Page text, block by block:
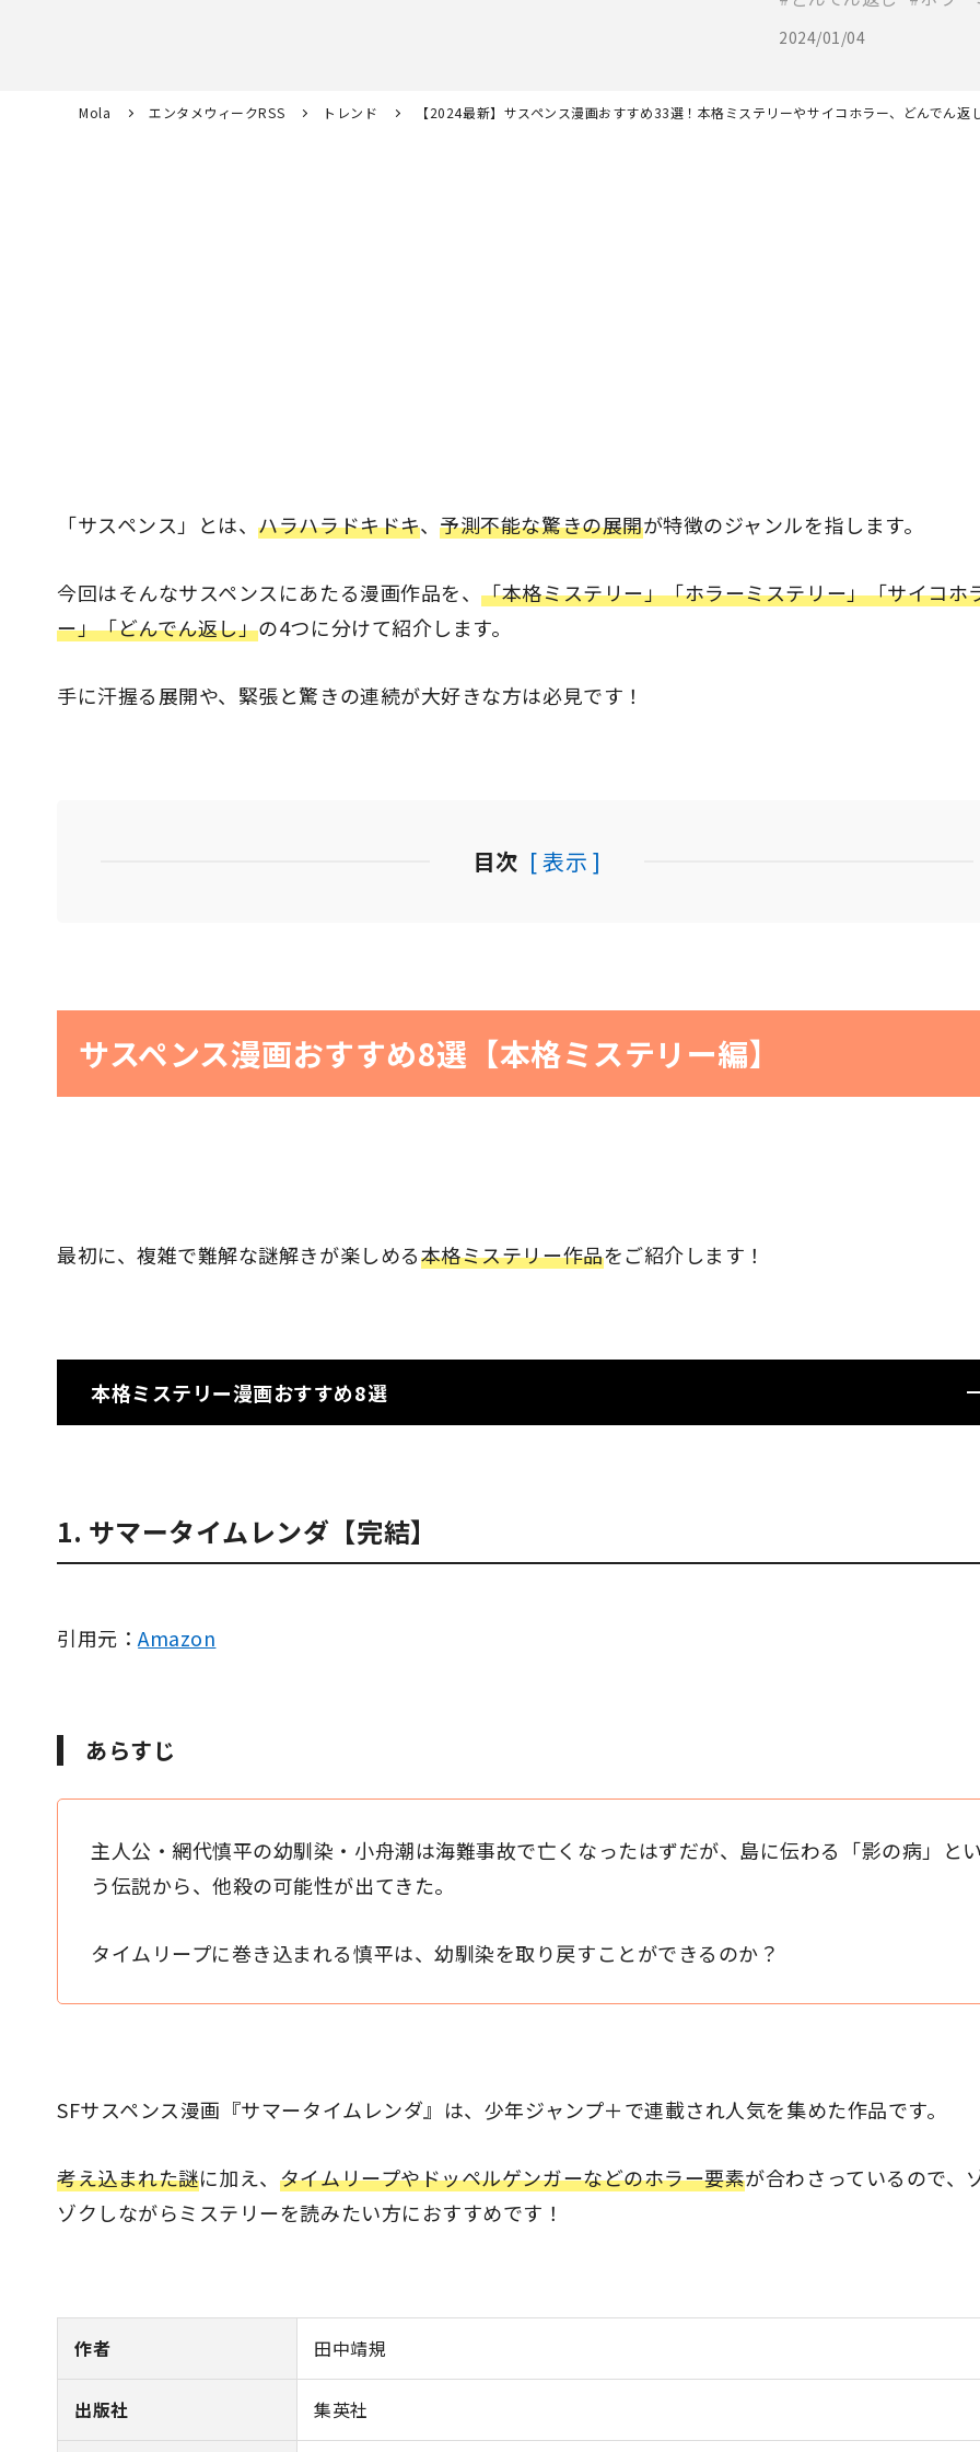
2024/01/04
Mola エンタメウィークRSS トレンド 【2024最新】サスペンス漫画おすすめ33選！本格ミステリーやサイコホラー、どんでん返
「サスペンス」とは、ハラハラドキドキ、予測不能な驚きの展開が特徴のジャンルを指します。
今回はそんなサスペンスにあたる漫画作品を、「本格ミステリー」「ホラーミステリー」「サイコホ
ー」「どんでん返し」の4つに分けて紹介します。
手に汗握る展開や、緊張と驚きの連続が大好きな方は必見です！
目次 [ 表示 ]
サスペンス漫画おすすめ8選【本格ミステリー編】
最初に、複雑で難解な謎解きが楽しめる本格ミステリー作品をご紹介します！
本格ミステリー漫画おすすめ8選
・サイコメトラーEIJI【完結】
・ミステリと言う勿れ【連載中】
1. サマータイムレンダ【完結】
引用元：Amazon
あらすじ
主人公・網代慎平の幼馴染・小舟潮は海難事故で亡くなったはずだが、島に伝わる「影の病」と
う伝説から、他殺の可能性が出てきた。
タイムリープに巻き込まれる慎平は、幼馴染を取り戻すことができるのか？
SFサスペンス漫画『サマータイムレンダ』は、少年ジャンプ＋で連載され人気を集めた作品です。
考え込まれた謎に加え、 タイムリープやドッペルゲンガーなどのホラー要素が合わさっているので、
ゾクしながらミステリーを読みたい方におすすめです！
作者 田中靖規
出版社 集英社